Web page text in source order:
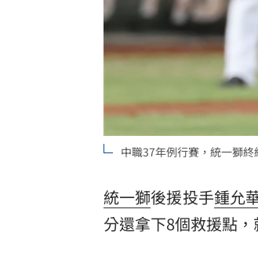
商場戰國來臨 台中「頂
台彩父親節推新刮刮樂
「拍片人的多重宇宙」
8國球員齊聚高雄
中職37年例行賽，統一獅終
統一獅後援投手鍾允
分還拿下8個救援點